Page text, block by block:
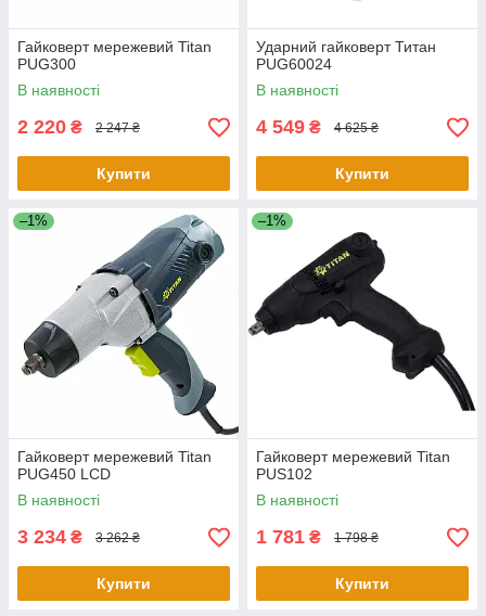
Гайковерт мережевий Titan
PUG300
В наявності
2 220 ₴ 2 247 ₴
Купити
Ударний гайковерт Титан
PUG60024
В наявності
4 549 ₴ 4 625 ₴
Купити
–1%
Гайковерт мережевий Titan
PUG450 LCD
В наявності
3 234 ₴ 3 262 ₴
Купити
–1%
Гайковерт мережевий Titan
PUS102
В наявності
1 781 ₴ 1 798 ₴
Купити